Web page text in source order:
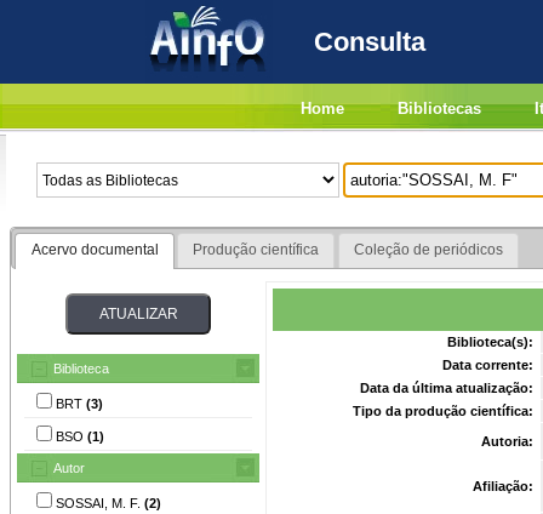
Consulta
Home Bibliotecas
Acervo documental Produção científica Coleção de periódicos
Biblioteca
BRT (3)
BSO (1)
Autor
SOSSAI, M. F. (2)
Biblioteca(s):
Data corrente:
Data da última atualização:
Tipo da produção científica:
Autoria:
Afiliação: